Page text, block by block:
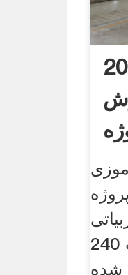
204
است که در شرکت به مدت 240
شده